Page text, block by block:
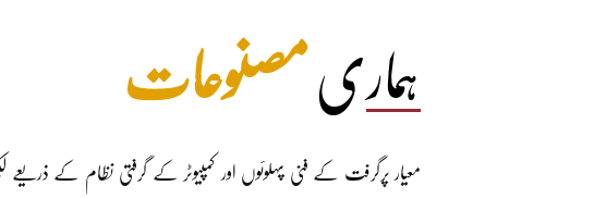
ہماریمصنوعات
معیار پرگرفت کے فنی پہلوئوں اور کمپیوٹر کے گرفتی نظام کے